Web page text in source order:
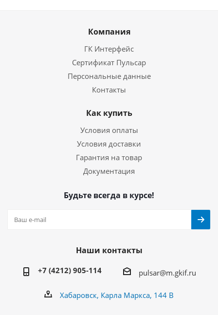
Компания
ГК Интерфейс
Сертификат Пульсар
Персональные данные
Контакты
Как купить
Условия оплаты
Условия доставки
Гарантия на товар
Документация
Будьте всегда в курсе!
Наши контакты
+7 (4212) 905-114 pulsar@m.gkif.ru
Хабаровск, Карла Маркса, 144 В